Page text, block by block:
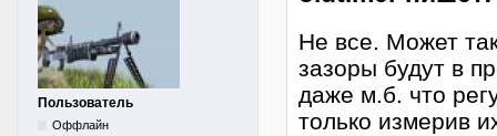
Пользователь
Оффлайн
Не все. Может
зазоры будут в
даже м.б. что
только измерив